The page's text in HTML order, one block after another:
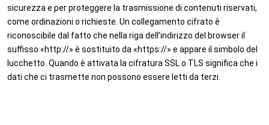
sicurezza e per proteggere la trasmissione di contenuti riservati,
come ordinazioni o richieste. Un collegamento cifrato è
riconoscibile dal fatto che nella riga dell’indirizzo del browser il
suffisso «http://» è sostituito da «https://» e appare il simbolo del
lucchetto. Quando è attivata la cifratura SSL o TLS significa che i
dati che ci trasmette non possono essere letti da terzi.